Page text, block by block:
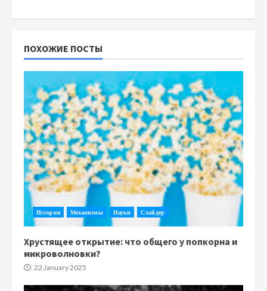
ПОХОЖИЕ ПОСТЫ
История Механизмы Науки Слайдер
Хрустящее открытие: что общего у попкорна и
микроволновки?
22 January 2025